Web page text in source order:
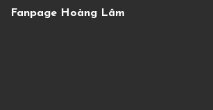
Fanpage Hoàng Lâm